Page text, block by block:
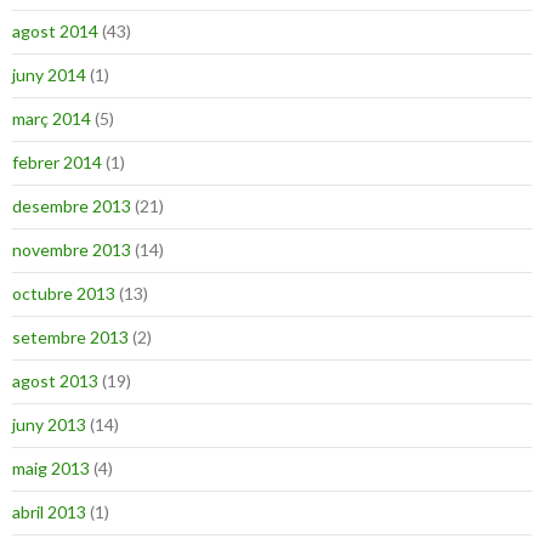
agost 2014(43)
juny 2014(1)
març 2014(5)
febrer 2014(1)
desembre 2013 (21)
novembre 2013 (14)
octubre 2013 (13)
setembre 2013 (2)
agost 2013 (19)
juny 2013 (14)
maig 2013 (4)
abril 2013 (1)